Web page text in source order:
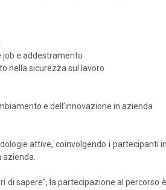
job e addestramento
nella sicurezza sul lavoro
e dell’innovazione in azienda
attive, coinvolgendo i
di sapere”, la partecipazione al